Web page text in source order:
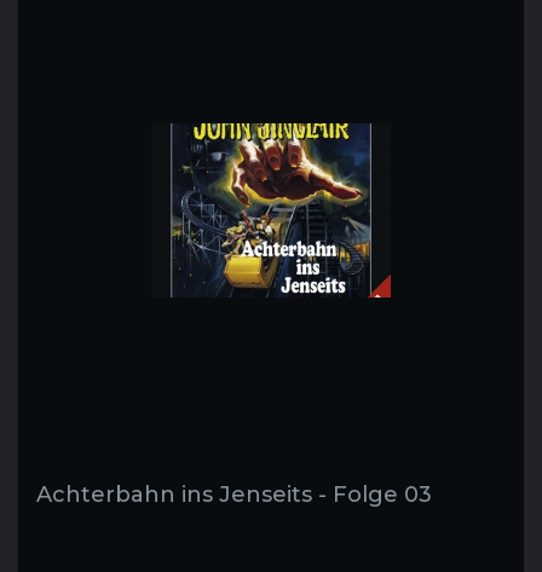
Achterbahn ins Jenseits - Folge 03